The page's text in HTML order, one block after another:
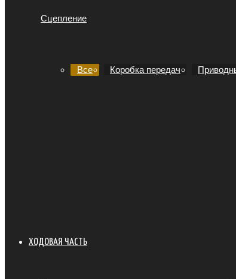
Сцепление
Все Коробка передач
ХОДОВАЯ ЧАСТЬ